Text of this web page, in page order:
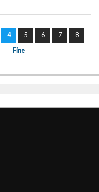
4 5 6 7
8
Fine